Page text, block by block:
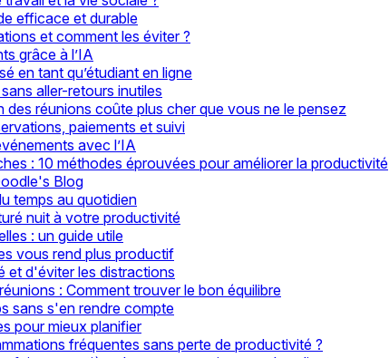
efficace et durable
et comment les éviter ?
grâce à l’IA
en tant qu’étudiant en ligne
aller-retours inutiles
des réunions coûte plus cher que vous ne le pensez
paiements et suivi
avec l’IA
: 10 méthodes éprouvées pour améliorer la productivité
Blog
temps au quotidien
nuit à votre productivité
: un guide utile
vous rend plus productif
et d'éviter les distractions
: Comment trouver le bon équilibre
sans s'en rendre compte
pour mieux planifier
fréquentes sans perte de productivité ?